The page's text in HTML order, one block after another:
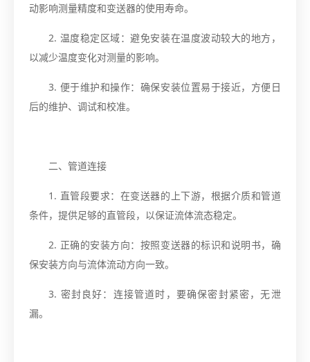
动影响测量精度和变送器的使用寿命。
2. 温度稳定区域：避免安装在温度波动较大的地方，
以减少温度变化对测量的影响。
3. 便于维护和操作：确保安装位置易于接近，方便日
后的维护、调试和校准。
二、管道连接
1. 直管段要求：在变送器的上下游，根据介质和管道
条件，提供足够的直管段，以保证流体流态稳定。
2. 正确的安装方向：按照变送器的标识和说明书，确
保安装方向与流体流动方向一致。
3. 密封良好：连接管道时，要确保密封紧密，无泄
漏。